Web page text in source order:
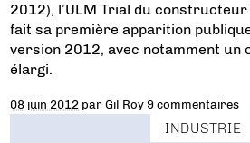
2012), l’ULM Trial du
fait sa première apparition
version 2012, avec notamment un
élargi.
08 juin 2012 parGil Roy 9 commentaires
INDUSTRIE